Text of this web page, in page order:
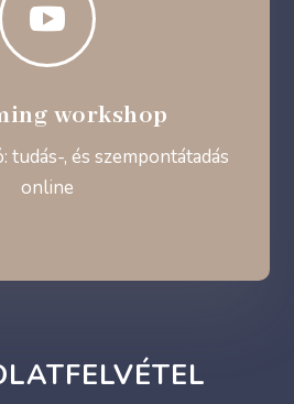

workshop
tudás-, és szempontátadás
online